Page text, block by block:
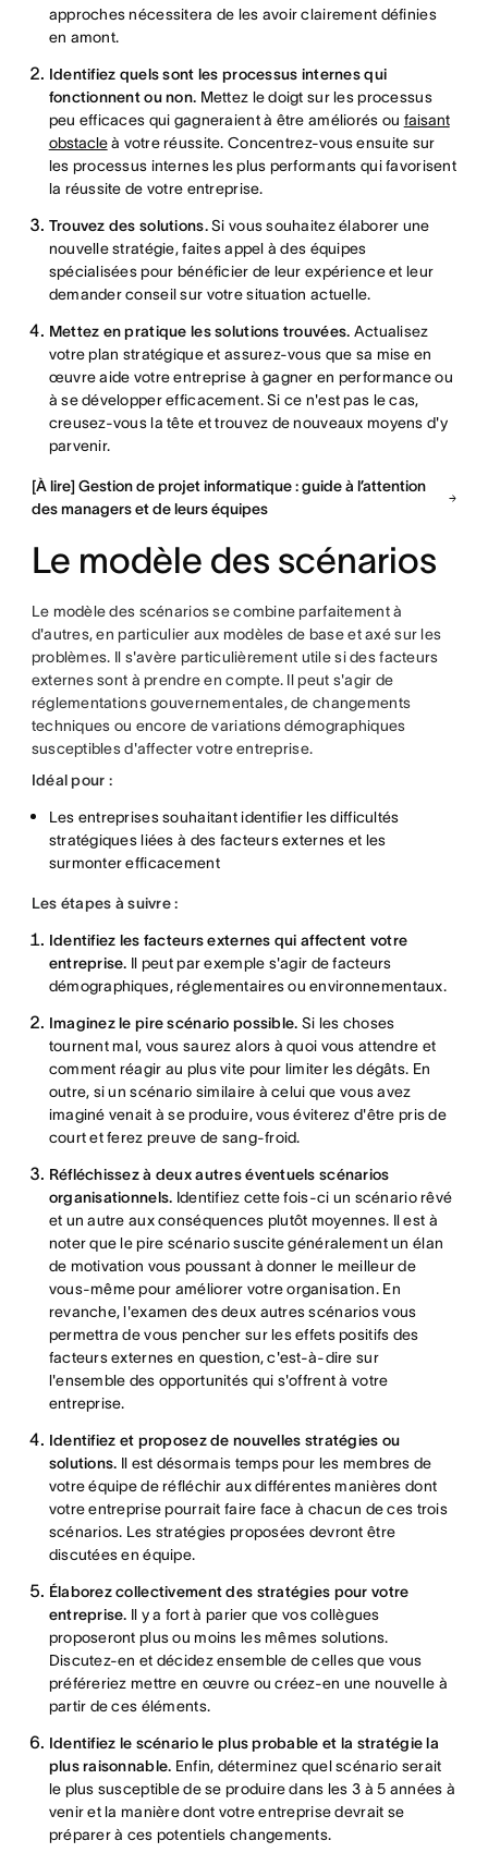
approches nécessitera de les avoir clairement définies
en amont.
Identifiez quels sont les processus internes qui
fonctionnent ou non. Mettez le doigt sur les processus
peu efficaces qui gagneraient à être améliorés ou faisant
obstacleà votre réussite. Concentrez-vous ensuite sur
les processus internes les plus performants qui favorisent
la réussite de votre entreprise.
Trouvez des solutions.Si vous souhaitez élaborer une
nouvelle stratégie, faites appel à des équipes
spécialisées pour bénéficier de leur expérience et leur
demander conseil sur votre situation actuelle.
Mettez en pratique les solutions trouvées. Actualisez
votre plan stratégique et assurez-vous que sa mise en
œuvre aide votre entreprise à gagner en performance ou
à se développer efficacement. Si ce n'est pas le cas,
creusez-vous la tête et trouvez de nouveaux moyens d'y
parvenir.
[À lire] Gestion de projet informatique : guide à l’attention
des managers et de leurs équipes
Le modèle des scénarios
Le modèle des scénarios se combine parfaitement à
d'autres, en particulier aux modèles de base et axé sur les
problèmes. Il s'avère particulièrement utile si des facteurs
externes sont à prendre en compte. Il peut s'agir de
réglementations gouvernementales, de changements
techniques ou encore de variations démographiques
susceptibles d'affecter votre entreprise.
Idéal pour :
Les entreprises souhaitant identifier les difficultés
stratégiques liées à des facteurs externes et les
surmonter efficacement
Les étapes à suivre :
Identifiez les facteurs externes qui affectent votre
entreprise. Il peut par exemple s'agir de facteurs
démographiques, réglementaires ou environnementaux.
Imaginez le pire scénario possible. Si les choses
tournent mal, vous saurez alors à quoi vous attendre et
comment réagir au plus vite pour limiter les dégâts. En
outre, si un scénario similaire à celui que vous avez
imaginé venait à se produire, vous éviterez d'être pris de
court et ferez preuve de sang-froid.
Réfléchissez à deux autres éventuels scénarios
organisationnels. Identifiez cette fois-ci un scénario rêvé
et un autre aux conséquences plutôt moyennes. Il est à
noter que le pire scénario suscite généralement un élan
de motivation vous poussant à donner le meilleur de
vous-même pour améliorer votre organisation. En
revanche, l'examen des deux autres scénarios vous
permettra de vous pencher sur les effets positifs des
facteurs externes en question, c'est-à-dire sur
l'ensemble des opportunités qui s'offrent à votre
entreprise.
Identifiez et proposez de nouvelles stratégies ou
solutions. Il est désormais temps pour les membres de
votre équipe de réfléchir aux différentes manières dont
votre entreprise pourrait faire face à chacun de ces trois
scénarios. Les stratégies proposées devront être
discutées en équipe.
Élaborez collectivement des stratégies pour votre
entreprise. Il y a fort à parier que vos collègues
proposeront plus ou moins les mêmes solutions.
Discutez-en et décidez ensemble de celles que vous
préféreriez mettre en œuvre ou créez-en une nouvelle à
partir de ces éléments.
Identifiez le scénario le plus probable et la stratégie la
plus raisonnable. Enfin, déterminez quel scénario serait
le plus susceptible de se produire dans les 3 à 5 années à
venir et la manière dont votre entreprise devrait se
préparer à ces potentiels changements.